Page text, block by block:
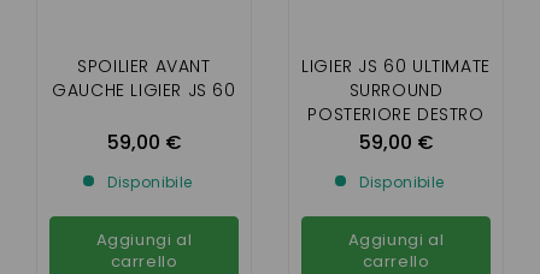
SPOILIER AVANT
GAUCHE LIGIER JS 60
59,00 €
Disponibile
Aggiungi al
carrello
LIGIER JS 60 ULTIMATE
SURROUND
POSTERIORE DESTRO
59,00 €
Disponibile
Aggiungi al
carrello